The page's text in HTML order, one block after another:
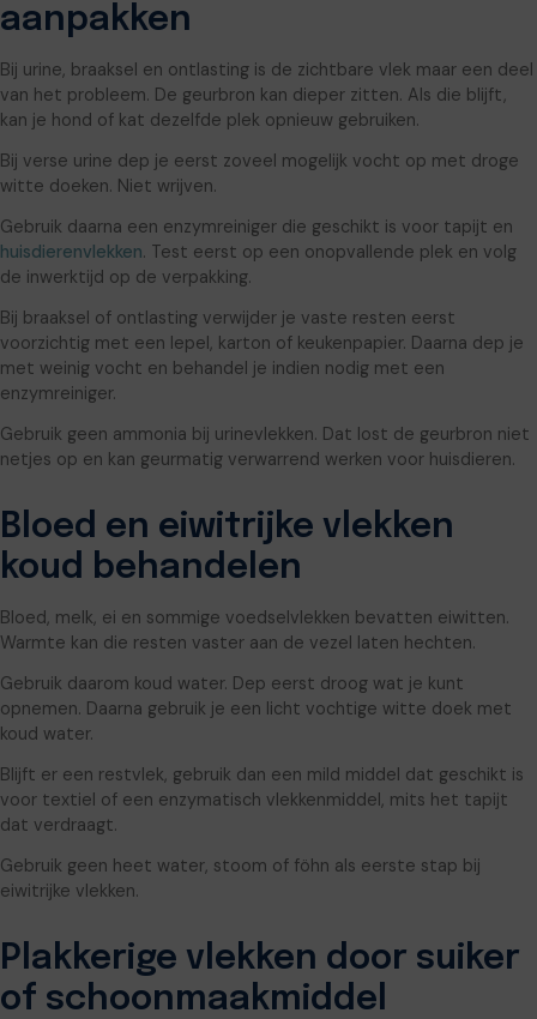
aanpakken
Bij urine, braaksel en ontlasting is de zichtbare vlek maar een deel
van het probleem. De geurbron kan dieper zitten. Als die blijft,
kan je hond of kat dezelfde plek opnieuw gebruiken.
Bij verse urine dep je eerst zoveel mogelijk vocht op met droge
witte doeken. Niet wrijven.
Gebruik daarna een enzymreiniger die geschikt is voor tapijt en
huisdierenvlekken. Test eerst op een onopvallende plek en volg
de inwerktijd op de verpakking.
Bij braaksel of ontlasting verwijder je vaste resten eerst
voorzichtig met een lepel, karton of keukenpapier. Daarna dep je
met weinig vocht en behandel je indien nodig met een
enzymreiniger.
Gebruik geen ammonia bij urinevlekken. Dat lost de geurbron niet
netjes op en kan geurmatig verwarrend werken voor huisdieren.
Bloed en eiwitrijke vlekken
koud behandelen
Bloed, melk, ei en sommige voedselvlekken bevatten eiwitten.
Warmte kan die resten vaster aan de vezel laten hechten.
Gebruik daarom koud water. Dep eerst droog wat je kunt
opnemen. Daarna gebruik je een licht vochtige witte doek met
koud water.
Blijft er een restvlek, gebruik dan een mild middel dat geschikt is
voor textiel of een enzymatisch vlekkenmiddel, mits het tapijt
dat verdraagt.
Gebruik geen heet water, stoom of föhn als eerste stap bij
eiwitrijke vlekken.
Plakkerige vlekken door suiker
of schoonmaakmiddel